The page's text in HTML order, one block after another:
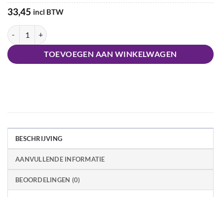
33,45 incl BTW
Keune Care Blonde Savior Mask aantal
TOEVOEGEN AAN WINKELWAGEN
BESCHRIJVING
AANVULLENDE INFORMATIE
BEOORDELINGEN (0)